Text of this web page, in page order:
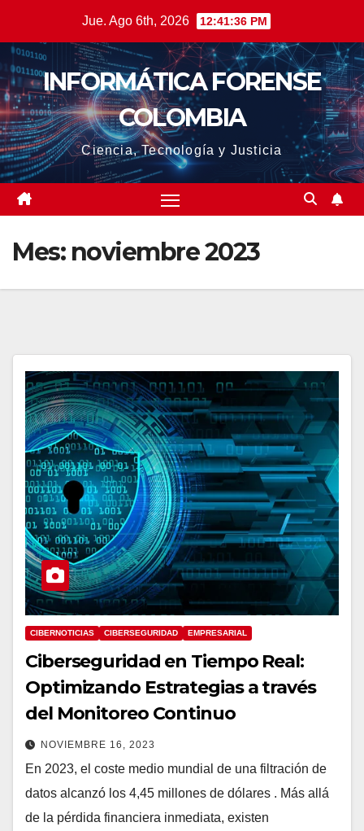
contenido
Jue. Ago 6th, 2026 12:41:37 PM
INFORMÁTICA FORENSE
COLOMBIA
Ciencia, Tecnología y Justicia
Mes: noviembre 2023
CIBERNOTICIAS CIBERSEGURIDAD EMPRESARIAL
Ciberseguridad en Tiempo Real:
Optimizando Estrategias a través
del Monitoreo Continuo
NOVIEMBRE 16, 2023
En 2023, el coste medio mundial de una filtración de
datos alcanzó los 4,45 millones de dólares . Más allá
de la pérdida financiera inmediata, existen